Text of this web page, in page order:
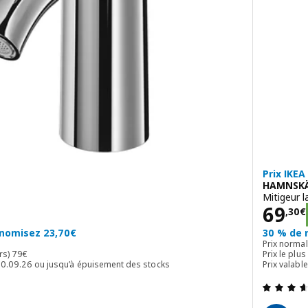
23,70€
79€
Prix ​​le plus bas (30 dern. jours) 79€
ou jusqu’à épuisement des stocks
hors de 5 étoiles. Nombre total de commentaires:
Prix
Mitigeur
69,30€
Prix
30 % de
Prix
Prix ​​le
Prix